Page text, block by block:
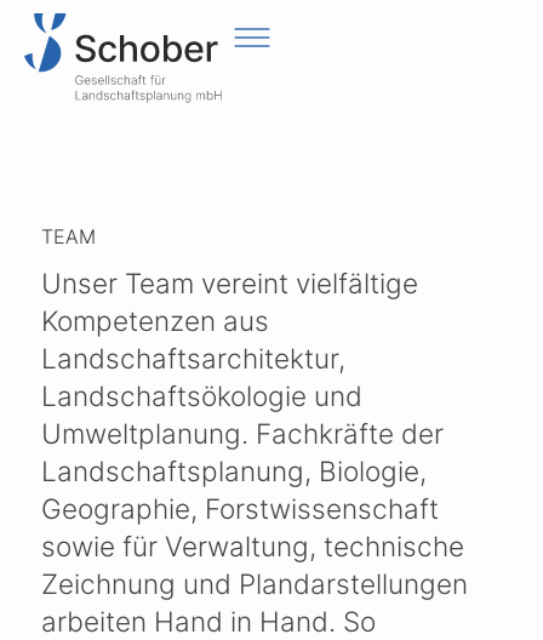
TEAM
Unser Team vereint vielfältige
Kompetenzen aus
Landschaftsarchitektur,
Landschaftsökologie und
Umweltplanung. Fachkräfte der
Landschaftsplanung, Biologie,
Geographie, Forstwissenschaft
sowie für Verwaltung, technische
Zeichnung und Plandarstellungen
arbeiten Hand in Hand. So